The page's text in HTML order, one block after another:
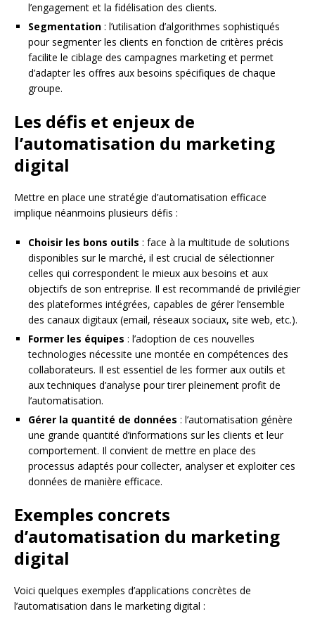
l’engagement et la fidélisation des clients.
Segmentation : l’utilisation d’algorithmes sophistiqués
pour segmenter les clients en fonction de critères précis
facilite le ciblage des campagnes marketing et permet
d’adapter les offres aux besoins spécifiques de chaque
groupe.
Les défis et enjeux de
l’automatisation du marketing
digital
Mettre en place une stratégie d’automatisation efficace
implique néanmoins plusieurs défis :
Choisir les bons outils : face à la multitude de solutions
disponibles sur le marché, il est crucial de sélectionner
celles qui correspondent le mieux aux besoins et aux
objectifs de son entreprise. Il est recommandé de privilégier
des plateformes intégrées, capables de gérer l’ensemble
des canaux digitaux (email, réseaux sociaux, site web, etc.).
Former les équipes : l’adoption de ces nouvelles
technologies nécessite une montée en compétences des
collaborateurs. Il est essentiel de les former aux outils et
aux techniques d’analyse pour tirer pleinement profit de
l’automatisation.
Gérer la quantité de données : l’automatisation génère
une grande quantité d’informations sur les clients et leur
comportement. Il convient de mettre en place des
processus adaptés pour collecter, analyser et exploiter ces
données de manière efficace.
Exemples concrets
d’automatisation du marketing
digital
Voici quelques exemples d’applications concrètes de
l’automatisation dans le marketing digital :